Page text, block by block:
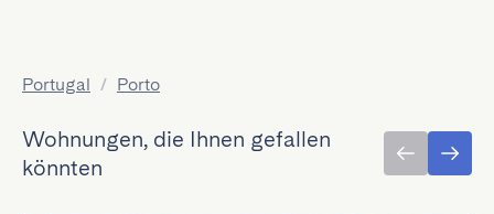
Portugal / Porto
Wohnungen, die Ihnen gefallen
könnten